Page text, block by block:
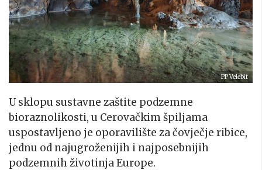
PP Velebit
U sklopu sustavne zaštite podzemne
bioraznolikosti, u Cerovačkim špiljama
uspostavljeno je oporavilište za čovječje ribice,
jednu od najugroženijih i najposebnijih
podzemnih životinja Europe.